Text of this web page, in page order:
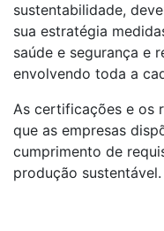
sustentabilidade,
sua estratégia
saúde e segurança e
envolvendo toda a
As certificações e os
que as empresas
cumprimento de
produção sustentável.